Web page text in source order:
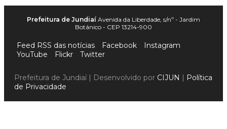
Prefeitura de Jundiaí Avenida da Liberdade, s/nº - Jardim
Botânico - CEP 13214-900
Feed RSS das notícias Facebook
Instagram
YouTube
Flickr Twitter
Prefeitura de Jundiaí | Desenvolvido por CIJUN | Política
de Privacidade